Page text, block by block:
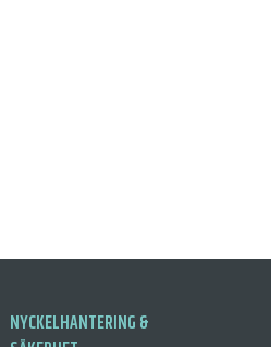
NYCKELHANTERING &